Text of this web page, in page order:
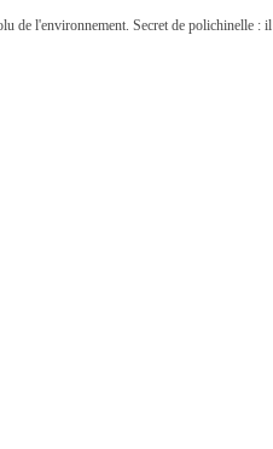
de l'environnement. Secret de polichinelle : il